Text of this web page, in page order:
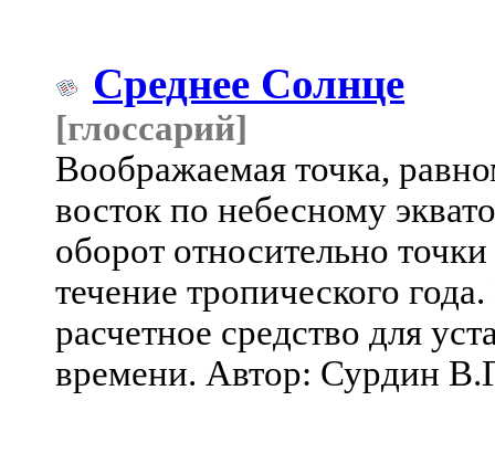
Среднее Солнце
[глоссарий]
Воображаемая точка,
восток по небесному
оборот относительно
течение тропического
расчетное средство для
времени. Автор: Сурдин